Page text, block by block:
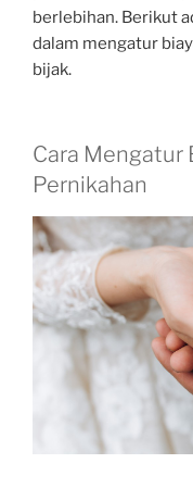
berlebihan. Berikut
dalam mengatur
bijak.
Cara Mengatur
Pernikahan